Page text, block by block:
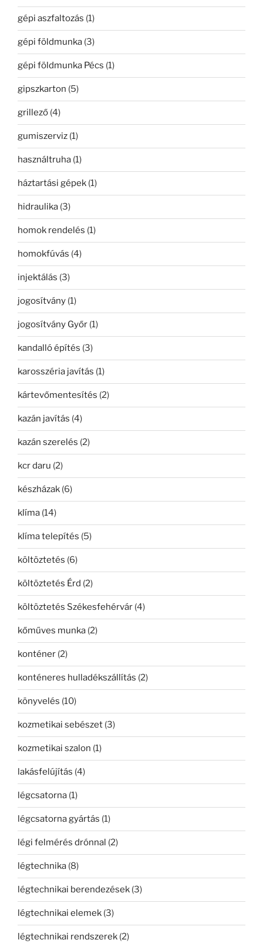
gépi aszfaltozás (1)
gépi földmunka (3)
gépi földmunka Pécs (1)
gipszkarton (5)
grillező (4)
gumiszerviz (1)
használtruha (1)
háztartási gépek (1)
hidraulika (3)
homok rendelés (1)
homokfúvás (4)
injektálás (3)
jogosítvány (1)
jogosítvány Győr (1)
kandalló építés (3)
karosszéria javítás (1)
kártevőmentesítés (2)
kazán javítás (4)
kazán szerelés (2)
kcr daru (2)
készházak (6)
klíma (14)
klíma telepítés (5)
költöztetés (6)
költöztetés Érd (2)
költöztetés Székesfehérvár (4)
kőműves munka (2)
konténer (2)
konténeres hulladékszállítás (2)
könyvelés (10)
kozmetikai sebészet (3)
kozmetikai szalon (1)
lakásfelújítás (4)
légcsatorna (1)
légcsatorna gyártás (1)
légi felmérés drónnal (2)
légtechnika (8)
légtechnikai berendezések (3)
légtechnikai elemek (3)
légtechnikai rendszerek (2)